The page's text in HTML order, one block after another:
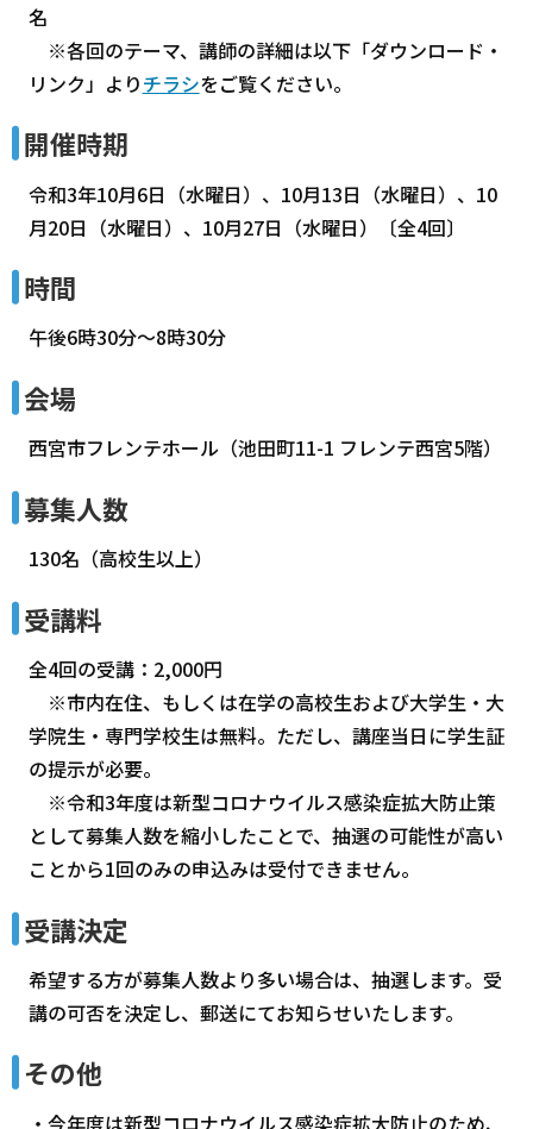
名
※各回のテーマ、講師の詳細は以下「ダウンロード・
リンク」よりチラシをご覧ください。
開催時期
令和3年10月6日（水曜日）、10月13日（水曜日）、10
月20日（水曜日）、10月27日（水曜日）〔全4回〕
時間
午後6時30分～8時30分
会場
西宮市フレンテホール（池田町11-1 フレンテ西宮5階）
募集人数
130名（高校生以上）
受講料
全4回の受講：2,000円
※市内在住、もしくは在学の高校生および大学生・大
学院生・専門学校生は無料。ただし、講座当日に学生証
の提示が必要。
※令和3年度は新型コロナウイルス感染症拡大防止策
として募集人数を縮小したことで、抽選の可能性が高い
ことから1回のみの申込みは受付できません。
受講決定
希望する方が募集人数より多い場合は、抽選します。受
講の可否を決定し、郵送にてお知らせいたします。
その他
・今年度は新型コロナウイルス感染症拡大防止のため、